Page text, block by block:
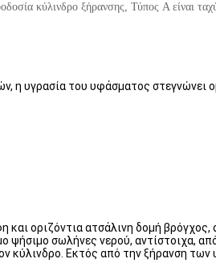
κύλινδρο ξήρανσης, Τύπος A είναι
η υγρασία του υφάσματος στεγνώνει
και οριζόντια ατσάλινη δομή βρόγχος,
ψήσιμο σωλήνες νερού, αντίστοιχα,
κύλινδρο. Εκτός από την ξήρανση